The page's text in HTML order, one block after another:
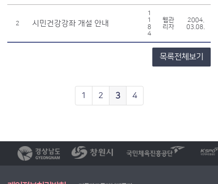
2 시민건강강좌 개설 안내
1
1
8
4
웹관
리자
2004.
03.08.
목록전체보기
1 2 3 4